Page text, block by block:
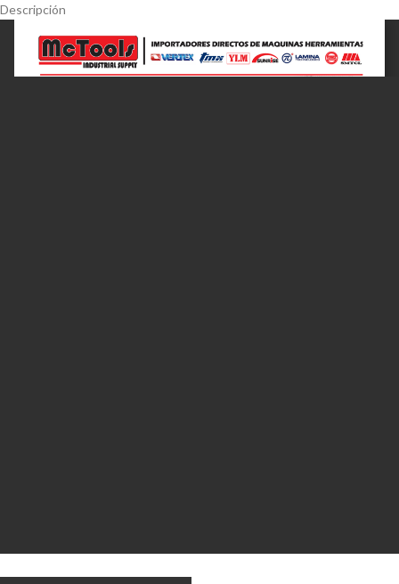
Descripción